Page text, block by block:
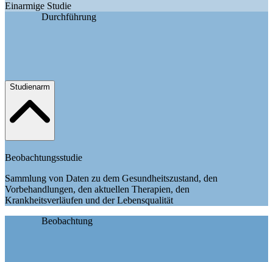
Einarmige Studie
Durchführung
Studienarm
Beobachtungsstudie
Sammlung von Daten zu dem Gesundheitszustand, den
Vorbehandlungen, den aktuellen Therapien, den
Krankheitsverläufen und der Lebensqualität
Beobachtung